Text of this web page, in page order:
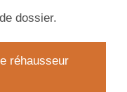
dossier.
réhausseur